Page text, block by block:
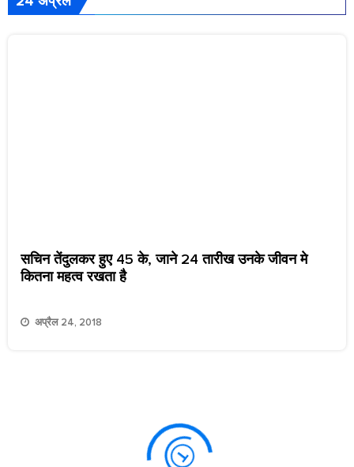
सचिन तेंदुलकर हुए 45 के, जाने 24 तारीख उनके जीवन मे
कितना महत्व रखता है
अप्रैल 24, 2018